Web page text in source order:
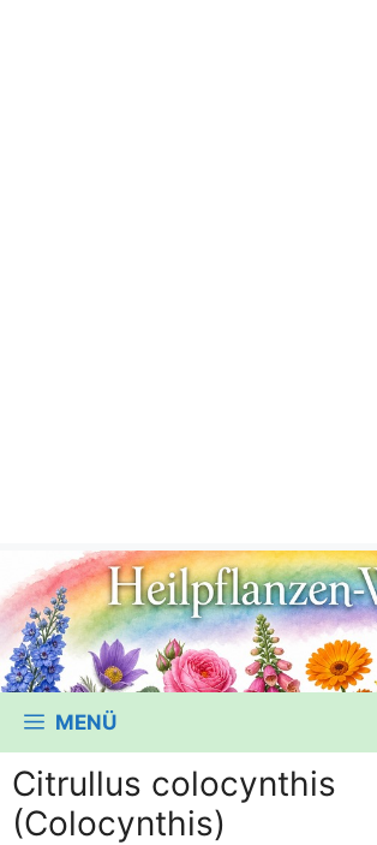
MENÜ
Citrullus colocynthis
(Colocynthis)